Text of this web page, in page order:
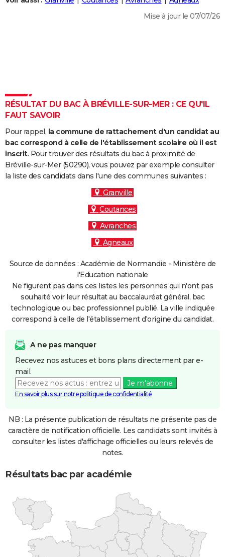
DICTIONNAIRE
Dictionnaire
Biographies
Citations
Expressions
Proverbes
PROGRAMME TV
COPAINS D'AVANT
S'inscrire
Se connecter
Lycées
Collèges
Primaires
Universités
Entreprises
Service militaire
Avis de recherche
AVIS DE DÉCÈS
FORUM
Mise à jour le 07/07/26
RÉSULTAT DU BAC À BRÉVILLE-SUR-MER : CE QU'IL
FAUT SAVOIR
Pour rappel, la commune de rattachement d'un candidat au
bac correspond à celle de l'établissement scolaire où il est
inscrit. Pour trouver des résultats du bac à proximité de
Bréville-sur-Mer (50290), vous pouvez par exemple consulter
la liste des candidats dans l'une des communes suivantes :
Granville
Coutances
Avranches
Agneaux
Source de données : Académie de Normandie - Ministère de
l'Education nationale
Ne figurent pas dans ces listes les personnes qui n'ont pas
souhaité voir leur résultat au baccalauréat général, bac
technologique ou bac professionnel publié. La ville indiquée
correspond à celle de l'établissement d'origine du candidat.
A ne pas manquer
Recevez nos astuces et bons plans directement par e-
mail.
Je m'abonne
En savoir plus sur notre politique de confidentialité
NB : La présente publication de résultats ne présente pas de
caractère de notification officielle. Les candidats sont invités à
consulter les listes d'affichage officielles ou leurs relevés de
notes.
Résultats bac par académie